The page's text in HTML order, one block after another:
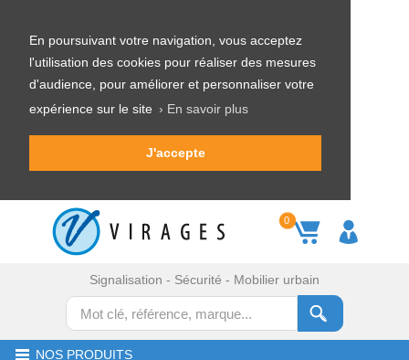
En poursuivant votre navigation, vous acceptez
l'utilisation des cookies pour réaliser des mesures
d'audience, pour améliorer et personnaliser votre
expérience sur le site › En savoir plus
J'accepte
0
Signalisation - Sécurité - Mobilier urbain
NOS PRODUITS